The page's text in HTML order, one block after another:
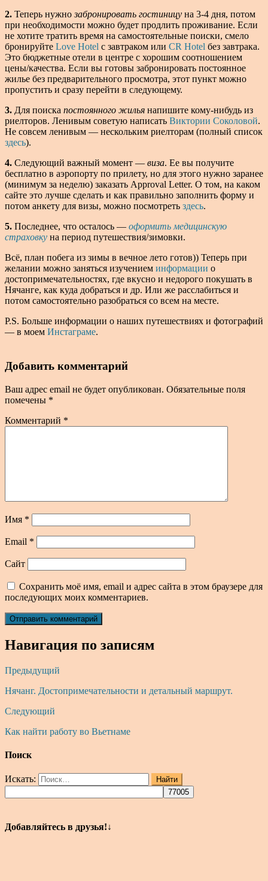
2. Теперь нужнозабронировать гостиницу на 3-4 дня, потом
при необходимости можно будет продлить проживание. Если
не хотите тратить время на самостоятельные поиски, смело
бронируйте Love Нotel с завтраком или CR Hotel без завтрака.
Это бюджетные отели в центре с хорошим соотношением
цены/качества. Если вы готовы забронировать постоянное
жилье без предварительного просмотра, этот пункт можно
пропустить и сразу перейти в следующему.
3. Для поиска постоянного жилья напишите кому-нибудь из
риелторов. Ленивым советую написать Виктории Соколовой.
Не совсем ленивым — нескольким риелторам (полный список
здесь).
4. Следующий важный момент — виза. Ее вы получите
бесплатно в аэропорту по прилету, но для этого нужно заранее
(минимум за неделю) заказать Approval Letter. О том, на каком
сайте это лучше сделать и как правильно заполнить форму и
потом анкету для визы, можно посмотреть здесь.
5. Последнее, что осталось — оформить медицинскую
страховку на период путешествия/зимовки.
Всё, план побега из зимы в вечное лето готов)) Теперь при
желании можно заняться изучением информации о
достопримечательностях, где вкусно и недорого покушать в
Нячанге, как куда добраться и др. Или же расслабиться и
потом самостоятельно разобраться со всем на месте.
P.S. Больше информации о наших путешествиях и фотографий
— в моем Инстаграме.
Добавить комментарий
Ваш адрес email не будет опубликован. Обязательные поля
помечены *
Комментарий *
Имя *
Email *
Сайт
Сохранить моё имя, email и адрес сайта в этом браузере для
последующих моих комментариев.
Навигация по записям
Предыдущий
Нячанг. Достопримечательности и детальный маршрут.
Следующий
Как найти работу во Вьетнаме
Поиск
Искать: Найти
Добавляйтесь в друзья!↓